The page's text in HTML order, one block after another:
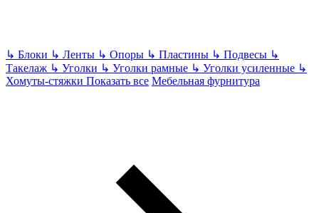
↳ Блоки ↳ Ленты ↳ Опоры ↳ Пластины ↳ Подвесы ↳
Такелаж ↳ Уголки ↳ Уголки рамные ↳ Уголки усиленные ↳
Хомуты-стяжки Показать все Мебельная фурнитура